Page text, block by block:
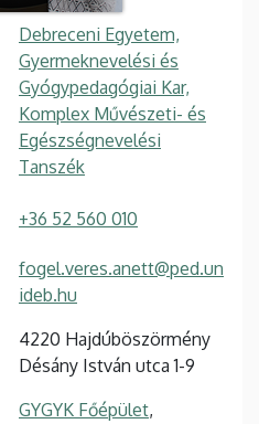
Debreceni Egyetem,
Gyermeknevelési és
Gyógypedagógiai Kar,
Komplex Művészeti- és
Egészségnevelési
Tanszék
+36 52 560 010
fogel.veres.anett@ped.un
ideb.hu
4220 Hajdúböszörmény
Désány István utca 1-9
GYGYK Főépület,